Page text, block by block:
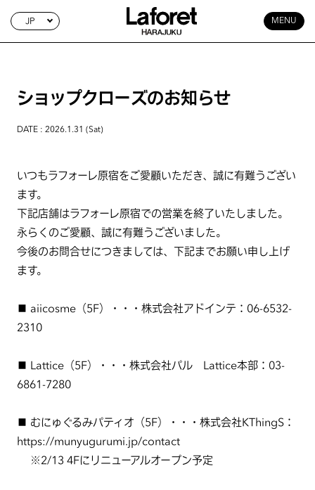
JP MENU
ショップクローズのお知らせ
DATE : 2026.1.31 (Sat)
いつもラフォーレ原宿をご愛顧いただき、誠に有難うござい
ます。
下記店舗はラフォーレ原宿での営業を終了いたしました。
永らくのご愛顧、誠に有難うございました。
今後のお問合せにつきましては、下記までお願い申し上げ
ます。
■ aiicosme（5F）・・・株式会社アドインテ：06-6532-
2310
■ Lattice（5F）・・・株式会社パル Lattice本部：03-
6861-7280
■ むにゅぐるみパティオ（5F）・・・株式会社KThingS：
https://munyugurumi.jp/contact
※2/13 4Fにリニューアルオープン予定